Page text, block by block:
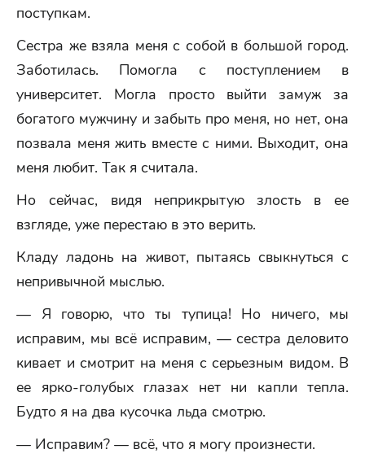
поступкам.
Сестра же взяла меня с собой в большой город.
Заботилась. Помогла с поступлением в
университет. Могла просто выйти замуж за
богатого мужчину и забыть про меня, но нет, она
позвала меня жить вместе с ними. Выходит, она
меня любит. Так я считала.
Но сейчас, видя неприкрытую злость в ее
взгляде, уже перестаю в это верить.
Кладу ладонь на живот, пытаясь свыкнуться с
непривычной мыслью.
— Я говорю, что ты тупица! Но ничего, мы
исправим, мы всё исправим, — сестра деловито
кивает и смотрит на меня с серьезным видом. В
ее ярко-голубых глазах нет ни капли тепла.
Будто я на два кусочка льда смотрю.
— Исправим? — всё, что я могу произнести.